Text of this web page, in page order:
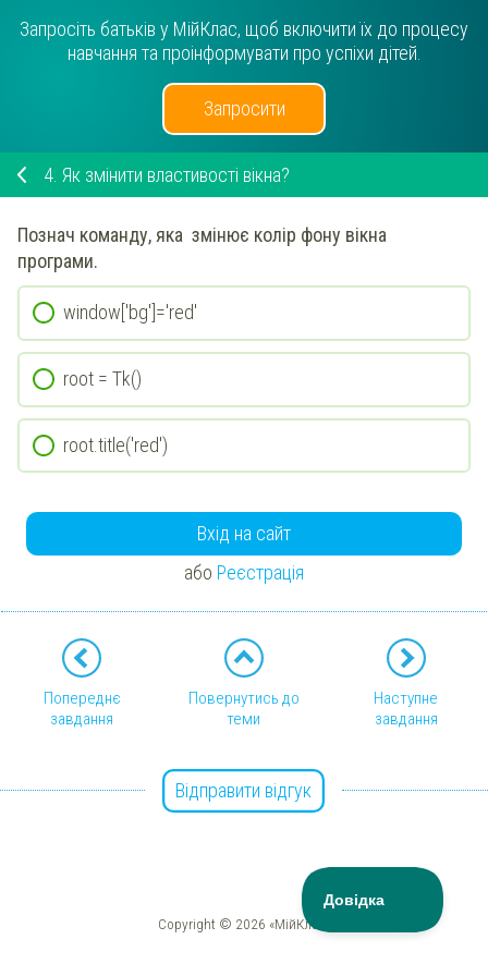
Запросіть батьків у МійКлас, щоб включити їх до процесу
навчання та проінформувати про успіхи дітей.
Запросити
4. Як змінити властивості вікна?
Познач команду, яка змінює колір фону вікна
програми.
window['bg']='red'
root = Tk()
root.title('red')
Вхід на сайт
або Реєстрація
Попереднє
завдання
Повернутись до
теми
Наступне
завдання
Відправити відгук
Copyright © 2026 «МійКлас»